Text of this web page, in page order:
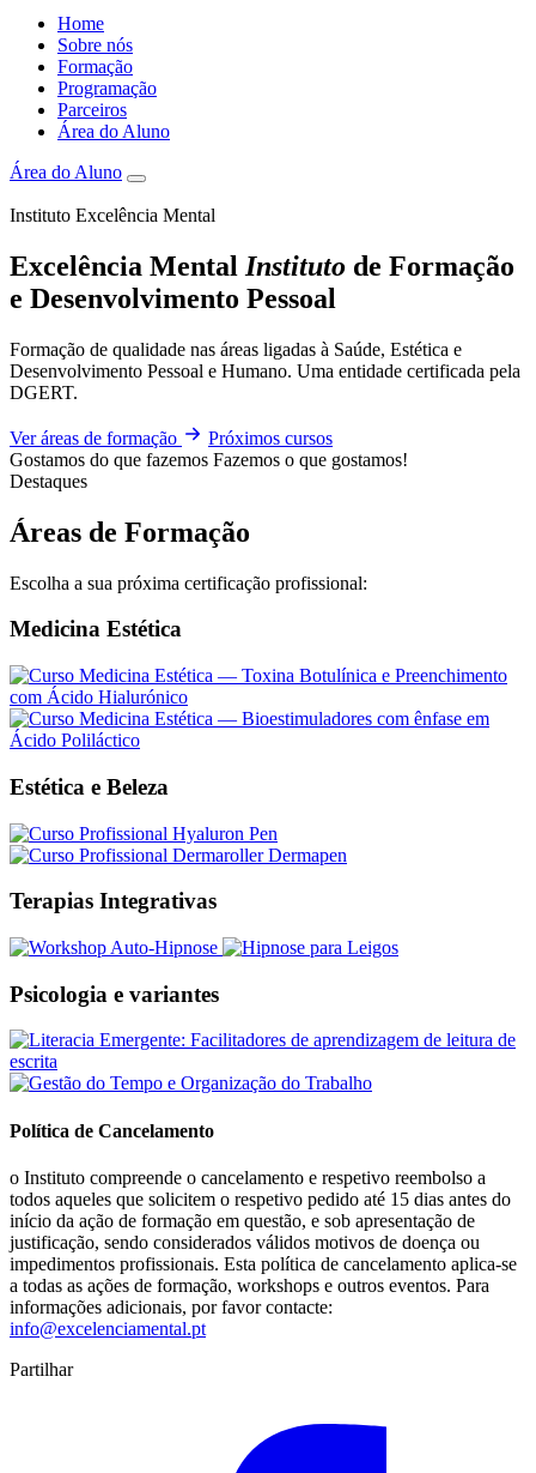
Home
Sobre nós
Formação
Programação
Parceiros
Área do Aluno
Área do Aluno
Instituto Excelência Mental
Excelência Mental Instituto de Formação
e Desenvolvimento Pessoal
Formação de qualidade nas áreas ligadas à Saúde, Estética e
Desenvolvimento Pessoal e Humano. Uma entidade certificada pela
DGERT.
Ver áreas de formação
Próximos cursos
Gostamos do que fazemos Fazemos o que gostamos!
Destaques
Áreas de Formação
Escolha a sua próxima certificação profissional:
Medicina Estética
Estética e Beleza
Terapias Integrativas
Psicologia e variantes
Política de Cancelamento
o Instituto compreende o cancelamento e respetivo reembolso a
todos aqueles que solicitem o respetivo pedido até 15 dias antes do
início da ação de formação em questão, e sob apresentação de
justificação, sendo considerados válidos motivos de doença ou
impedimentos profissionais. Esta política de cancelamento aplica-se
a todas as ações de formação, workshops e outros eventos. Para
informações adicionais, por favor contacte:
info@excelenciamental.pt
Partilhar